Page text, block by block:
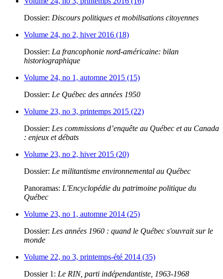
Dossier: Discours politiques et mobilisations citoyennes
Volume 24, no 2, hiver 2016 (18)
Dossier: La francophonie nord-américaine: bilan
historiographique
Volume 24, no 1, automne 2015 (15)
Dossier: Le Québec des années 1950
Volume 23, no 3, printemps 2015 (22)
Dossier: Les commissions d’enquête au Québec et au Canada
: enjeux et débats
Volume 23, no 2, hiver 2015 (20)
Dossier: Le militantisme environnemental au Québec
Panoramas: L'Encyclopédie du patrimoine politique du
Québec
Volume 23, no 1, automne 2014 (25)
Dossier: Les années 1960 : quand le Québec s'ouvrait sur le
monde
Volume 22, no 3, printemps-été 2014 (35)
Dossier 1: Le RIN, parti indépendantiste, 1963-1968